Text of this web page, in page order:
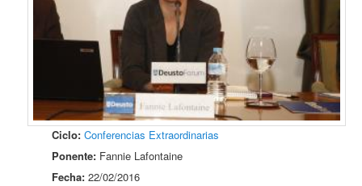
Ciclo: Conferencias Extraordinarias
Ponente: Fannie Lafontaine
Fecha: 22/02/2016